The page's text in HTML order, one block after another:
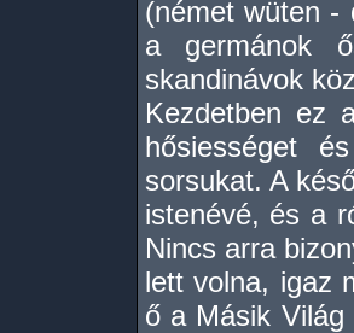
(német wüten -
a germánok
skandinávok
Kezdetben ez
hősiességet
sorsukat. A
istenévé, és a
Nincs arra
lett volna, igaz
ő a Másik